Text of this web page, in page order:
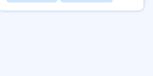
月残業20時間以内